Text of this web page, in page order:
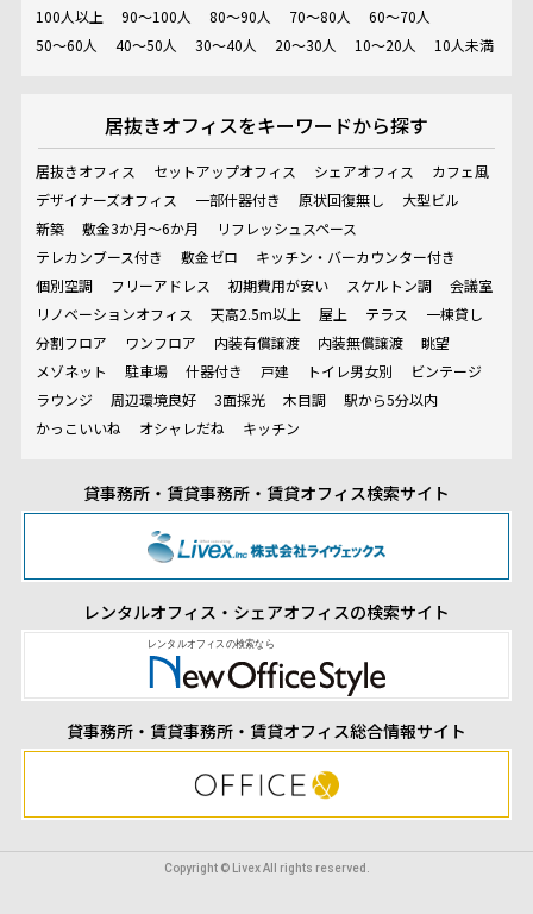
100人以上 90～100人 80～90人 70～80人
60～70人
50～60人
40～50人 30～40人 20～30人 10～20人 10人未満
居抜きオフィスをキーワードから探す
居抜きオフィス セットアップオフィス シェアオフィス
カフェ風
デザイナーズオフィス
一部什器付き 原状回復無し
大型ビル
新築
敷金3か月～6か月
リフレッシュスペース
テレカンブース付き
敷金ゼロ
キッチン・バーカウンター付き
個別空調
フリーアドレス 初期費用が安い スケルトン調
会議室
リノベーションオフィス
天高2.5m以上 屋上 テラス
一棟貸し
分割フロア
ワンフロア 内装有償譲渡 内装無償譲渡
眺望
メゾネット
駐車場 什器付き 戸建 トイレ男女別
ビンテージ
ラウンジ
周辺環境良好 3面採光 木目調
駅から5分以内
かっこいいね
オシャレだね キッチン
貸事務所・賃貸事務所・賃貸オフィス検索サイト
レンタルオフィス・シェアオフィスの検索サイト
貸事務所・賃貸事務所・賃貸オフィス総合情報サイト
Copyright © Livex All rights reserved.